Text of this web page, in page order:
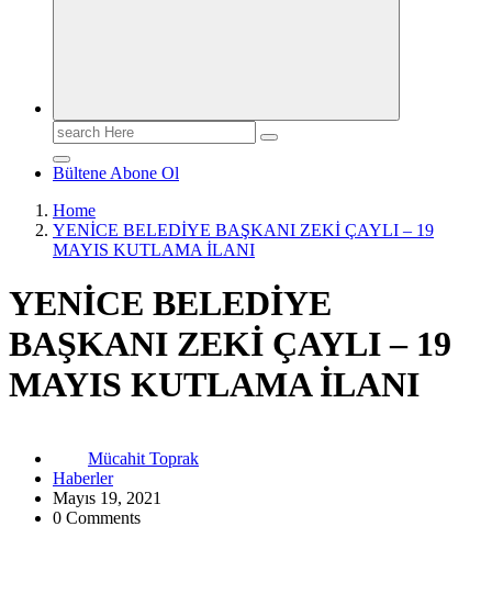
Search
for:
Bültene Abone Ol
Home
YENİCE BELEDİYE BAŞKANI ZEKİ ÇAYLI – 19
MAYIS KUTLAMA İLANI
YENİCE BELEDİYE
BAŞKANI ZEKİ ÇAYLI – 19
MAYIS KUTLAMA İLANI
Mücahit Toprak
Haberler
Mayıs 19, 2021
0 Comments